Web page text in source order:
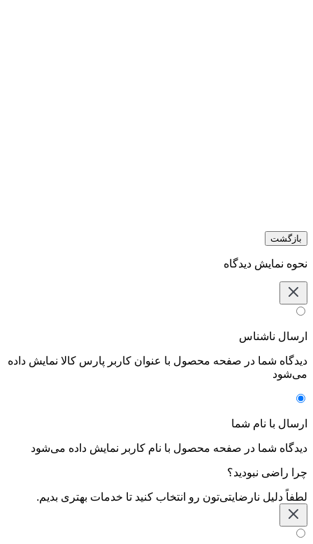
بازگشت
نحوه نمایش دیدگاه‌
ارسال ناشناس
دیدگاه شما در صفحه محصول با عنوان کاربر پارس کالا نمایش داده
می‌شود
ارسال با نام شما
دیدگاه شما در صفحه محصول با نام کاربر نمایش داده می‌شود
چرا راضی نبودید؟
لطفاً دلیل نارضایتی‌تون رو انتخاب کنید تا خدمات بهتری بدیم.